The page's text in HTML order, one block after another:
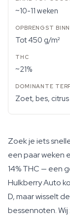
~10-11 weken
Tot 450 g/m²
~21%
Zoet, bes, citrus
Zoek je iets
een paar weken
14% THC — een
Hulkberry Auto
D, maar wisselt
bessennoten.